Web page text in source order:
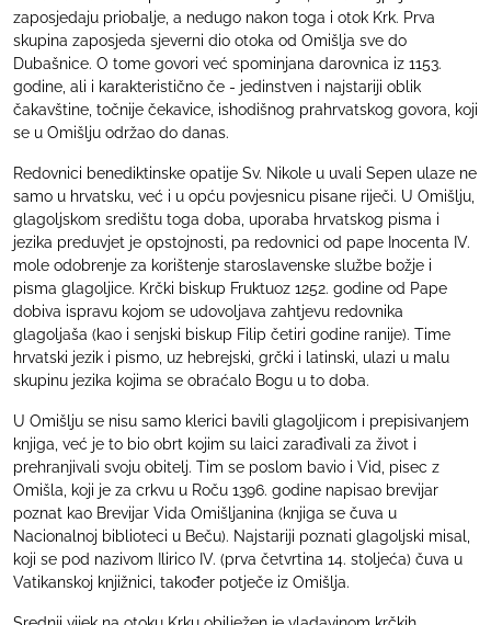
zaposjedaju priobalje, a nedugo nakon toga i otok Krk. Prva
skupina zaposjeda sjeverni dio otoka od Omišlja sve do
Dubašnice. O tome govori već spominjana darovnica iz 1153.
godine, ali i karakteristično če - jedinstven i najstariji oblik
čakavštine, točnije čekavice, ishodišnog prahrvatskog govora, koji
se u Omišlju održao do danas.
Redovnici benediktinske opatije Sv. Nikole u uvali Sepen ulaze ne
samo u hrvatsku, već i u opću povjesnicu pisane riječi. U Omišlju,
glagoljskom središtu toga doba, uporaba hrvatskog pisma i
jezika preduvjet je opstojnosti, pa redovnici od pape Inocenta IV.
mole odobrenje za korištenje staroslavenske službe božje i
pisma glagoljice. Krčki biskup Fruktuoz 1252. godine od Pape
dobiva ispravu kojom se udovoljava zahtjevu redovnika
glagoljaša (kao i senjski biskup Filip četiri godine ranije). Time
hrvatski jezik i pismo, uz hebrejski, grčki i latinski, ulazi u malu
skupinu jezika kojima se obraćalo Bogu u to doba.
U Omišlju se nisu samo klerici bavili glagoljicom i prepisivanjem
knjiga, već je to bio obrt kojim su laici zarađivali za život i
prehranjivali svoju obitelj. Tim se poslom bavio i Vid, pisec z
Omišla, koji je za crkvu u Roču 1396. godine napisao brevijar
poznat kao Brevijar Vida Omišljanina (knjiga se čuva u
Nacionalnoj biblioteci u Beču). Najstariji poznati glagoljski misal,
koji se pod nazivom Ilirico IV. (prva četvrtina 14. stoljeća) čuva u
Vatikanskoj knjižnici, također potječe iz Omišlja.